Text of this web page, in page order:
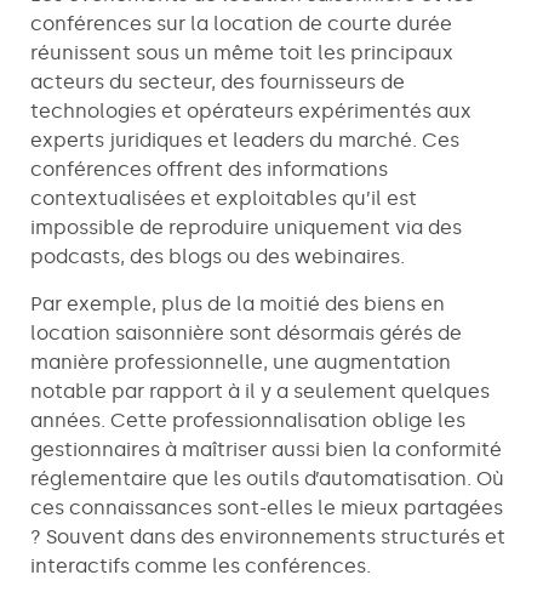
conférences sur la location de courte durée
réunissent sous un même toit les principaux
acteurs du secteur, des fournisseurs de
technologies et opérateurs expérimentés aux
experts juridiques et leaders du marché. Ces
conférences offrent des informations
contextualisées et exploitables qu’il est
impossible de reproduire uniquement via des
podcasts, des blogs ou des webinaires.
Par exemple, plus de la moitié des biens en
location saisonnière sont désormais gérés de
manière professionnelle, une augmentation
notable par rapport à il y a seulement quelques
années. Cette professionnalisation oblige les
gestionnaires à maîtriser aussi bien la conformité
réglementaire que les outils d’automatisation. Où
ces connaissances sont-elles le mieux partagées
? Souvent dans des environnements structurés et
interactifs comme les conférences.